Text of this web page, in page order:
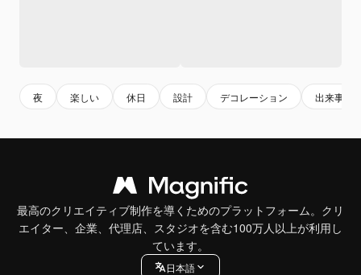
夜 楽しい 休日 設計 デコレーション 出来事
最高のクリエイティブ制作を導くためのプラットフォーム。クリ
エイター、企業、代理店、スタジオを含む100万人以上が利用し
ています。
日本語